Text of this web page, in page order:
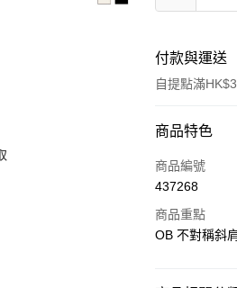
付款與運送
自提點滿
付款方式
信用卡
AlipayHK
商品特色
商品編號
437268
商品重點
OB 不對稱斜